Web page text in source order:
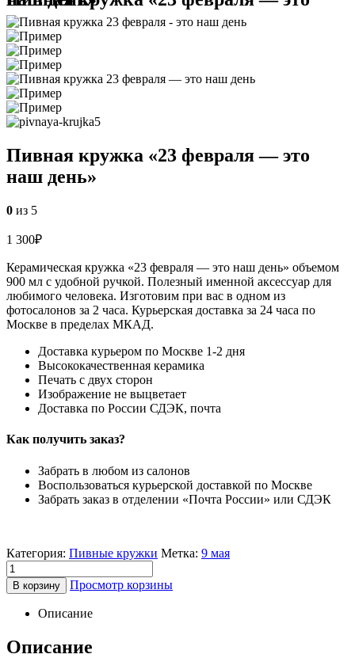
Пивная кружка «23 февраля — это
наш день»
0 из 5
1 300₽
Керамическая кружка «23 февраля — это наш день» объемом
900 мл с удобной ручкой. Полезный именной аксессуар для
любимого человека. Изготовим при вас в одном из
фотосалонов за 2 часа. Курьерская доставка за 24 часа по
Москве в пределах МКАД.
Доставка курьером по Москве 1-2 дня
Высококачественная керамика
Печать с двух сторон
Изображение не выцветает
Доставка по России СДЭК, почта
Как получить заказ?
Забрать в любом из салонов
Воспользоваться курьерской доставкой по Москве
Забрать заказ в отделении «Почта России» или СДЭК
Категория: Пивные кружки Метка: 9 мая
В корзину Просмотр корзины
Описание
Описание